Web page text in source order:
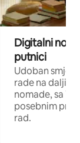
Digitalni
putnici
Udoban
rade na
nomade, sa
posebnim
rad.